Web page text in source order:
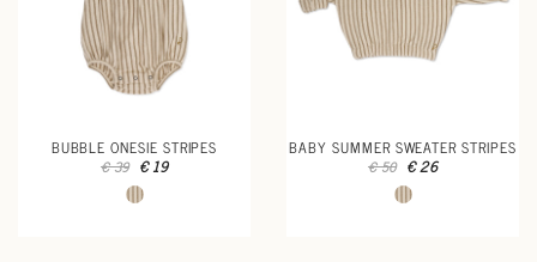
BUBBLE ONESIE STRIPES
€ 39 € 19
BABY SUMMER SWEATER STRIPES
€ 50 € 26